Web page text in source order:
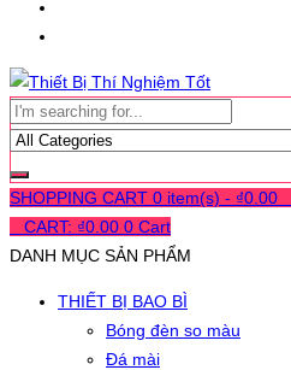
SHOPPING CART 0 item(s) - ₫0.00
CART: ₫0.00 0 Cart
DANH MỤC SẢN PHẨM
THIẾT BỊ BAO BÌ
Bóng đèn so màu
Đá mài